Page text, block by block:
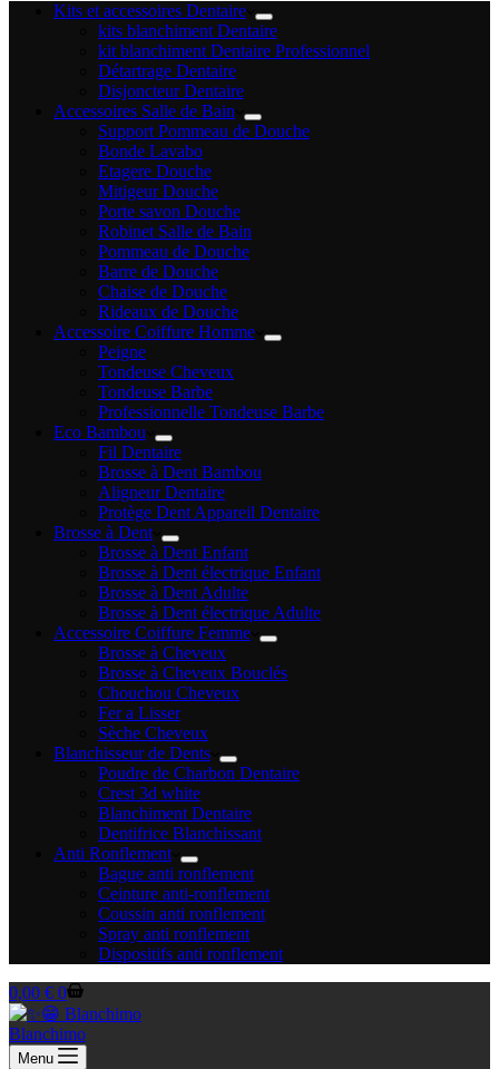
Kits et accessoires Dentaire
kits blanchiment Dentaire
kit blanchiment Dentaire Professionnel
Détartrage Dentaire
Disjoncteur Dentaire
Accessoires Salle de Bain
Support Pommeau de Douche
Bonde Lavabo
Etagere Douche
Mitigeur Douche
Porte savon Douche
Robinet Salle de Bain
Pommeau de Douche
Barre de Douche
Chaise de Douche
Rideaux de Douche
Accessoire Coiffure Homme
Peigne
Tondeuse Cheveux
Tondeuse Barbe
Professionnelle Tondeuse Barbe
Eco Bambou
Fil Dentaire
Brosse à Dent Bambou
Aligneur Dentaire
Protège Dent Appareil Dentaire
Brosse à Dent
Brosse à Dent Enfant
Brosse à Dent électrique Enfant
Brosse à Dent Adulte
Brosse à Dent électrique Adulte
Accessoire Coiffure Femme
Brosse à Cheveux
Brosse à Cheveux Bouclés
Chouchou Cheveux
Fer a Lisser
Sèche Cheveux
Blanchisseur de Dents
Poudre de Charbon Dentaire
Crest 3d white
Blanchiment Dentaire
Dentifrice Blanchissant
Anti Ronflement
Bague anti ronflement
Ceinture anti-ronflement
Coussin anti ronflement
Spray anti ronflement
Dispositifs anti ronflement
Panier
d’achat
0,00 € 0
Blanchimo
Menu